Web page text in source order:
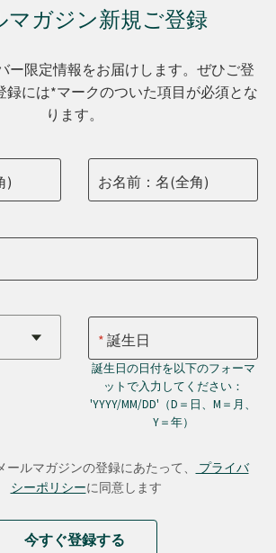
マガジン新規ご登録
ー限定情報をお届けします。ぜひご登
録には*マークのついた項目が必須とな
ります。
) お名前：名(全角)
誕生日
誕生日の日付を以下のフォーマ
ットで入力してください：
'YYYY/MM/DD'（D＝日、M＝月、
Y＝年）
ールマガジンの登録にあたって、
プライバ
シーポリシーに同意します
今すぐ登録する